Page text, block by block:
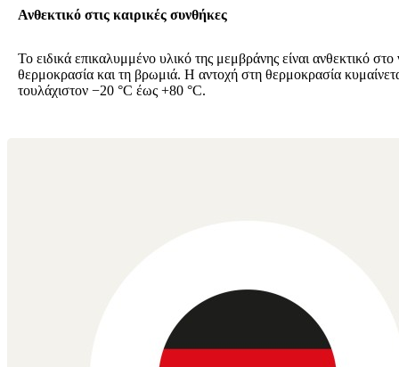
Ανθεκτικό στις καιρικές συνθήκες
Το ειδικά επικαλυμμένο υλικό της μεμβράνης είναι ανθεκτικό στο
θερμοκρασία και τη βρωμιά. Η αντοχή στη θερμοκρασία
τουλάχιστον −20 °C έως +80 °C.